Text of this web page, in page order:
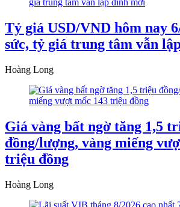
Tỷ giá USD/VND hôm nay
sức, tỷ giá trung tâm vẫn
Hoàng Long
Giá vàng bất ngờ tăng 1,5
đồng/lượng, vàng miếng
triệu đồng
Hoàng Long